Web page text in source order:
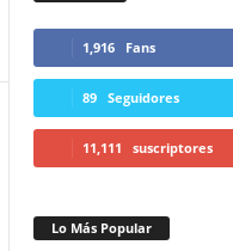
1,916 Fans
89 Seguidores
11,111 suscriptores
Lo Más Popular